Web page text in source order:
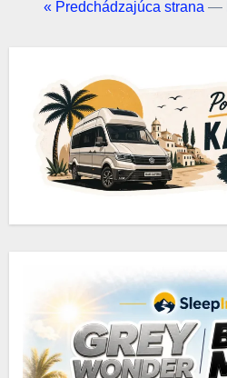
« Predchádzajúca strana —